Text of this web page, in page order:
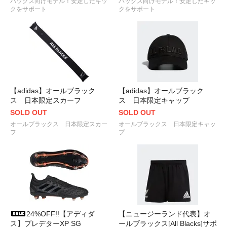
クをサポート
クをサポート
【adidas】オールブラック
ス 日本限定スカーフ
SOLD OUT
オールブラックス 日本限定スカー
フ
【adidas】オールブラック
ス 日本限定キャップ
SOLD OUT
オールブラックス 日本限定キャッ
プ
24%OFF!!【アディダ
ス】プレデターXP SG
【ニュージーランド代表】オ
ールブラックス[All Blacks]サポ